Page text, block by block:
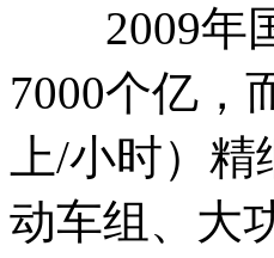
2009年国
7000个亿，
上/小时）
动车组、大